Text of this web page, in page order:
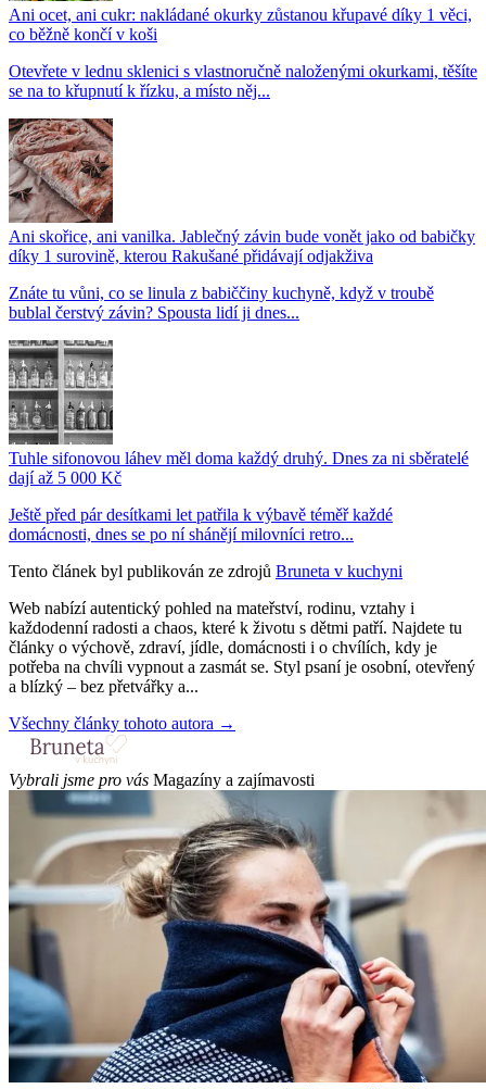
Ani ocet, ani cukr: nakládané okurky zůstanou křupavé díky 1 věci,
co běžně končí v koši
Otevřete v lednu sklenici s vlastnoručně naloženými okurkami, těšíte
se na to křupnutí k řízku, a místo něj...
Ani skořice, ani vanilka. Jablečný závin bude vonět jako od babičky
díky 1 surovině, kterou Rakušané přidávají odjakživa
Znáte tu vůni, co se linula z babiččiny kuchyně, když v troubě
bublal čerstvý závin? Spousta lidí ji dnes...
Tuhle sifonovou láhev měl doma každý druhý. Dnes za ni sběratelé
dají až 5 000 Kč
Ještě před pár desítkami let patřila k výbavě téměř každé
domácnosti, dnes se po ní shánějí milovníci retro...
Tento článek byl publikován ze zdrojů Bruneta v kuchyni
Web nabízí autentický pohled na mateřství, rodinu, vztahy i
každodenní radosti a chaos, které k životu s dětmi patří. Najdete tu
články o výchově, zdraví, jídle, domácnosti i o chvílích, kdy je
potřeba na chvíli vypnout a zasmát se. Styl psaní je osobní, otevřený
a blízký – bez přetvářky a...
Všechny články tohoto autora →
Vybrali jsme pro vás Magazíny a zajímavosti